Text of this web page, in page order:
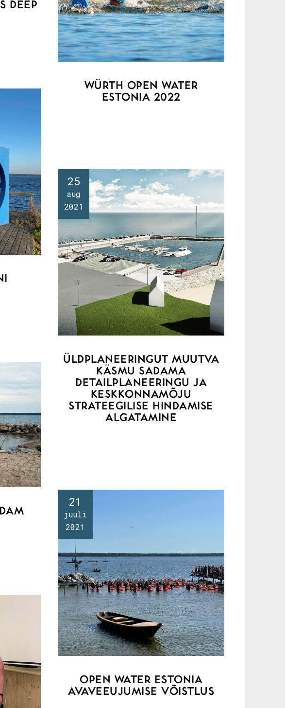
DEEP
WÜRTH OPEN WATER
ESTONIA 2022
25
aug
2021
ÜLDPLANEERINGUT MUUTVA
KÄSMU SADAMA
DETAILPLANEERINGU JA
KESKKONNAMÕJU
STRATEEGILISE HINDAMISE
ALGATAMINE
21
juuli
2021
OPEN WATER ESTONIA
AVAVEEUJUMISE VÕISTLUS